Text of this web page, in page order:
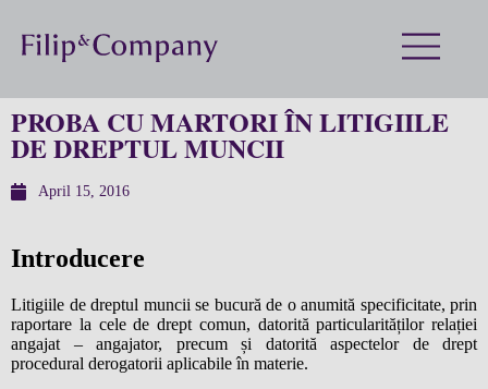
PROBA CU MARTORI ÎN LITIGIILE
DE DREPTUL MUNCII
April 15, 2016
Introducere
Litigiile de dreptul muncii se bucură de o anumită specificitate, prin
raportare la cele de drept comun, datorită particularităților relației
angajat – angajator, precum și datorită aspectelor de drept
procedural derogatorii aplicabile în materie.